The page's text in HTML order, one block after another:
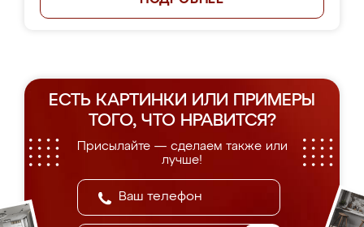
ЕСТЬ КАРТИНКИ ИЛИ ПРИМЕРЫ
ТОГО, ЧТО НРАВИТСЯ?
Присылайте — сделаем также или
лучше!